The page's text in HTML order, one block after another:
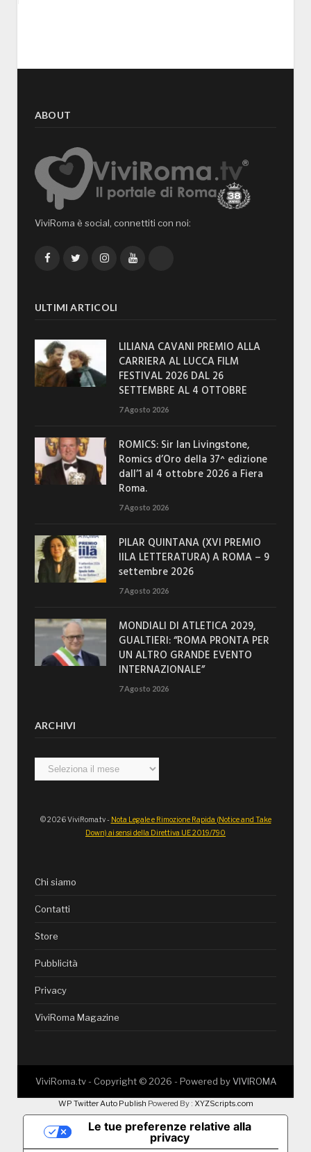
ABOUT
ViviRoma è social, connettiti con noi:
FacebookTwitterInstagramYouTube
ULTIMI ARTICOLI
LILIANA CAVANI PREMIO ALLA
CARRIERA AL LUCCA FILM
FESTIVAL 2026 DAL 26
SETTEMBRE AL 4 OTTOBRE
7 Agosto 2026
ROMICS: Sir Ian Livingstone,
Romics d’Oro della 37^ edizione
dall’1 al 4 ottobre 2026 a Fiera
Roma.
7 Agosto 2026
PILAR QUINTANA (XVI PREMIO
IILA LETTERATURA) A ROMA – 9
settembre 2026
7 Agosto 2026
MONDIALI DI ATLETICA 2029,
GUALTIERI: “ROMA PRONTA PER
UN ALTRO GRANDE EVENTO
INTERNAZIONALE”
7 Agosto 2026
ARCHIVI
Archivi
© 2026 ViviRoma.tv - Nota Legale e Rimozione Rapida (Notice and Take
Down) ai sensi della Direttiva UE 2019/790
Chi siamo
Contatti
Store
Pubblicità
Privacy
ViviRoma Magazine
ViviRoma.tv - Copyright © 2026 - Powered byVIVIROMA
WP Twitter Auto Publish Powered By : XYZScripts.com
Le tue preferenze relative alla
privacy